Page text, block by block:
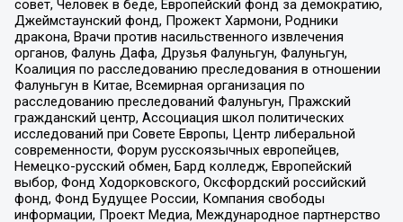
совет, Человек в беде, Европейский фонд за демократию,
Джеймстаунский фонд, Прожект Хармони, Родники
дракона, Врачи против насильственного извлечения
органов, Фалунь Дафа, Друзья Фалуньгун, Фалуньгун,
Коалиция по расследованию преследования в отношении
Фалуньгун в Китае, Всемирная организация по
расследованию преследований Фалуньгун, Пражский
гражданский центр, Ассоциация школ политических
исследований при Совете Европы, Центр либеральной
современности, Форум русскоязычных европейцев,
Немецко-русский обмен, Бард колледж, Европейский
выбор, Фонд Ходорковского, Оксфордский российский
фонд, Фонд Будущее России, Компания свободы
информации, Проект Медиа, Международное партнерство